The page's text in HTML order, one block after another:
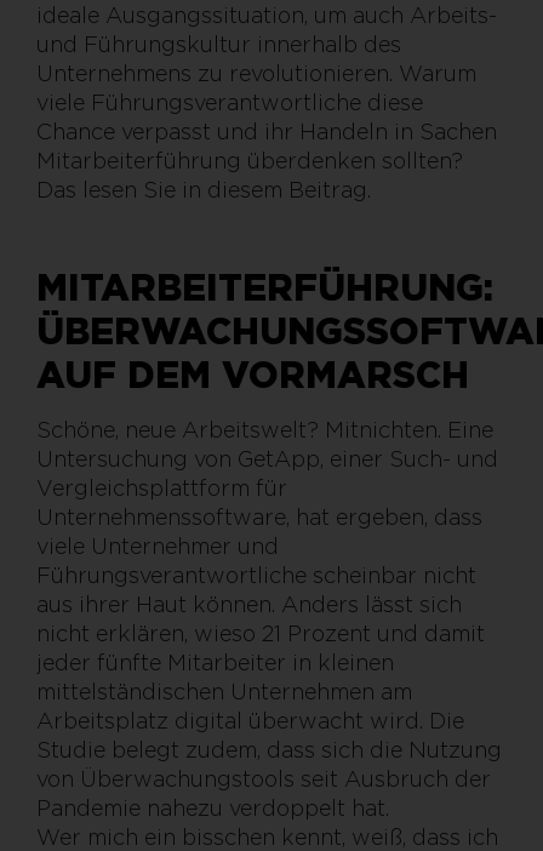
ideale Ausgangssituation, um auch Arbeits-
und Führungskultur innerhalb des
Unternehmens zu revolutionieren. Warum
viele Führungsverantwortliche diese
Chance verpasst und ihr Handeln in Sachen
Mitarbeiterführung überdenken sollten?
Das lesen Sie in diesem Beitrag.
MITARBEITERFÜHRUNG:
AUF DEM VORMARSCH
Schöne, neue Arbeitswelt? Mitnichten. Eine
Untersuchung von GetApp, einer Such- und
Vergleichsplattform für
Unternehmenssoftware, hat ergeben, dass
viele Unternehmer und
Führungsverantwortliche scheinbar nicht
aus ihrer Haut können. Anders lässt sich
nicht erklären, wieso 21 Prozent und damit
jeder fünfte Mitarbeiter in kleinen
mittelständischen Unternehmen am
Arbeitsplatz digital überwacht wird. Die
Studie belegt zudem, dass sich die Nutzung
von Überwachungstools seit Ausbruch der
Pandemie nahezu verdoppelt hat.
Wer mich ein bisschen kennt, weiß, dass ich